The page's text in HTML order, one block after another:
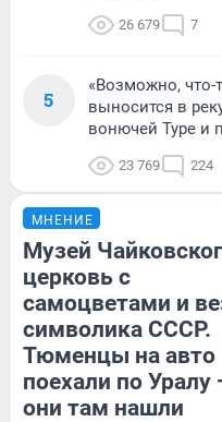
26 679 7
5
«Возможно, что-
выносится в
вонючей Туре и
23 769 224
МНЕНИЕ
Музей
церковь с
самоцветами и
символика СССР.
Тюменцы на авто
поехали по Уралу
они там нашли